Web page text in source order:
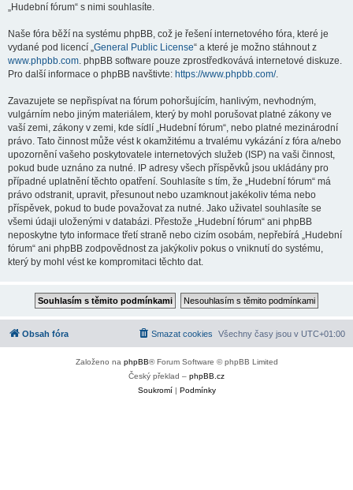
„Hudební fórum“ s nimi souhlasíte.
Naše fóra běží na systému phpBB, což je řešení internetového fóra, které je
vydané pod licencí „General Public License“ a které je možno stáhnout z
www.phpbb.com. phpBB software pouze zprostředkovává internetové diskuze.
Pro další informace o phpBB navštivte: https://www.phpbb.com/.
Zavazujete se nepřispívat na fórum pohoršujícím, hanlivým, nevhodným,
vulgárním nebo jiným materiálem, který by mohl porušovat platné zákony ve
vaší zemi, zákony v zemi, kde sídlí „Hudební fórum“, nebo platné mezinárodní
právo. Tato činnost může vést k okamžitému a trvalému vykázání z fóra a/nebo
upozornění vašeho poskytovatele internetových služeb (ISP) na vaši činnost,
pokud bude uznáno za nutné. IP adresy všech příspěvků jsou ukládány pro
případné uplatnění těchto opatření. Souhlasíte s tím, že „Hudební fórum“ má
právo odstranit, upravit, přesunout nebo uzamknout jakékoliv téma nebo
příspěvek, pokud to bude považovat za nutné. Jako uživatel souhlasíte se
všemi údaji uloženými v databázi. Přestože „Hudební fórum“ ani phpBB
neposkytne tyto informace třetí straně nebo cizím osobám, nepřebírá „Hudební
fórum“ ani phpBB zodpovědnost za jakýkoliv pokus o vniknutí do systému,
který by mohl vést ke kompromitaci těchto dat.
Obsah fóra Všechny časy jsou v UTC+01:00
Smazat cookies
Založeno na phpBB® Forum Software © phpBB Limited
Český překlad – phpBB.cz
Soukromí| Podmínky